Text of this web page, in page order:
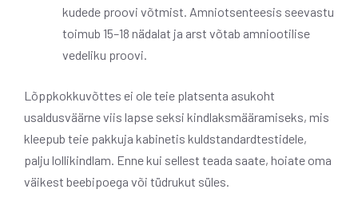
kudede proovi võtmist. Amniotsenteesis seevastu
toimub 15–18 nädalat ja arst võtab amniootilise
vedeliku proovi.
Lõppkokkuvõttes ei ole teie platsenta asukoht
usaldusväärne viis lapse seksi kindlaksmääramiseks, mis
kleepub teie pakkuja kabinetis kuldstandardtestidele,
palju lollikindlam. Enne kui sellest teada saate, hoiate oma
väikest beebipoega või tüdrukut süles.